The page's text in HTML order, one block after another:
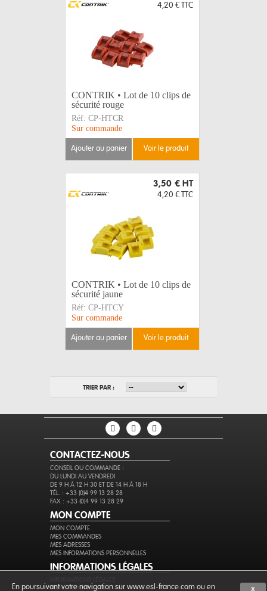
4,20 € TTC
CONTRIK • Lot de 10 clips de
sécurité rouge
Réf: CP-HTCR
Sur commande
ajouter au panier voir le produit
3,50 € HT
4,20 € TTC
CONTRIK • Lot de 10 clips de
sécurité jaune
Réf: CP-HTCY
Sur commande
ajouter au panier voir le produit
TRIER PAR :
CONTACTEZ-NOUS
CONSEIL OU COMMANDE :
DU LUNDI AU VENDREDI
DE 9 H À 12 H 30 ET DE 14 H À 18 H
TÉL. : +33 (0)4 99 13 28 28
FAX : +33 (0)4 99 13 28 29
MON COMPTE
MON COMPTE
MES COMMANDES
MES ADRESSES
MES INFORMATIONS PERSONNELLES
INFORMATIONS LÉGALES
CONDITIONS GÉNÉRALES DE VENTE
X
En poursuivant votre navigation sur www.esl-france.com ou en